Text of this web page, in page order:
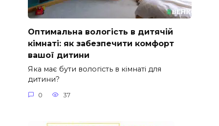
Оптимальна вологість в дитячій
кімнаті: як забезпечити комфорт
вашої дитини
Яка має бути вологість в кімнаті для
дитини?
0 37